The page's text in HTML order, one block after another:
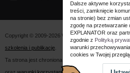
Copyright © 2009-2026 Wszystkie prawa
szkolenia i publikacje
Ta strona jest chroniona przez reCAPTCHA i
Dalsze aktywne
treści, zamknięcie
na stronie) bez zmian
zgodę na przetwarzanie
EXPLANATOR oraz
zgodnie z Polityką
warunki
cookies w Twojej